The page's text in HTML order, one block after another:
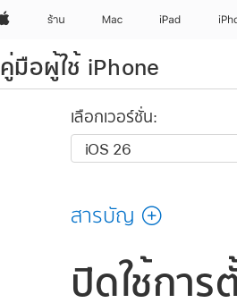
Appleร้าน Mac iPad
คู่มือผู้ใช้ iPhone
เลือกเวอร์ชั่น:
สารบัญ
ปิดใช้การ